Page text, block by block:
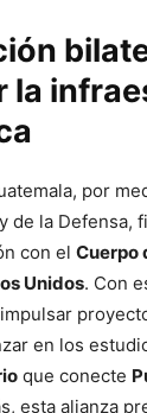
la
por
de la Defensa,
con el Cuerpo
Unidos. Con
en los
que conecte
esta alianza